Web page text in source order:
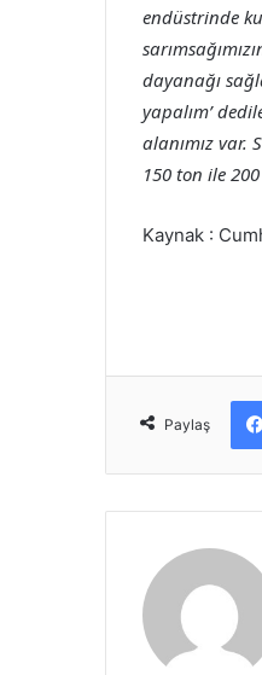
endüstrinde
dayanağı
yapalım’
alanımız
150 ton ile
Kaynak :
Paylaş